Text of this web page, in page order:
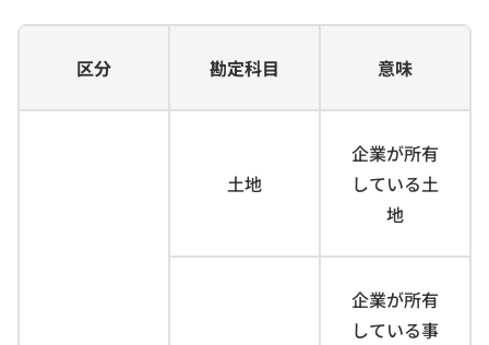
区分 勘定科目 意味
土地
企業が所有
している土
地
企業が所有
している事